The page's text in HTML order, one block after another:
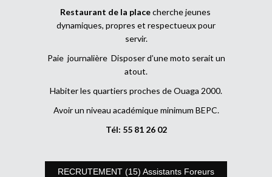
Restaurant de la placecherche jeunes
dynamiques, propres et respectueux pour
servir.
Paie journalière Disposer d’une moto serait un
atout.
Habiter les quartiers proches de Ouaga 2000.
Avoir un niveau académique minimum BEPC.
Tél: 55 81 26 02
RECRUTEMENT (15) Assistants Foreurs